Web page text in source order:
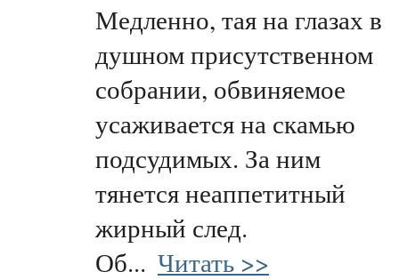
Медленно, тая на глазах в
душном присутственном
собрании, обвиняемое
усаживается на скамью
подсудимых. За ним
тянется неаппетитный
жирный след.
Об... Читать >>